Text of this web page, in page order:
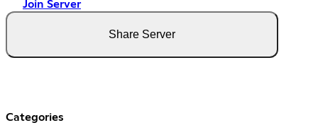
Join Server
Share Server
Categories